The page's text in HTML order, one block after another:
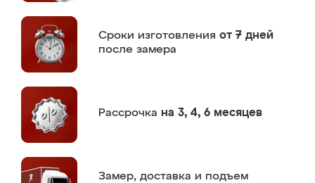
Сроки изготовления от 7 дней
после замера
Рассрочка на 3, 4, 6 месяцев
Замер, доставка и подъем